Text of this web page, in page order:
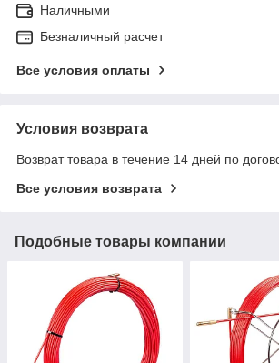
Наличными
Безналичный расчет
Все условия оплаты
Условия возврата
Возврат товара в течение 14 дней по
Все условия возврата
Подобные товары компании